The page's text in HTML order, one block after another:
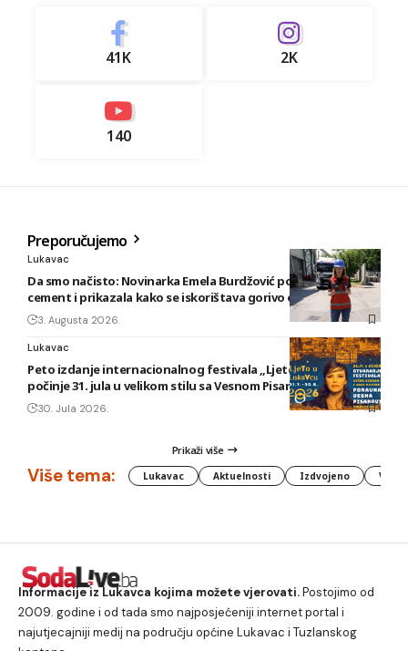
41K 2K
140
Preporučujemo
Lukavac
Da smo načisto: Novinarka Emela Burdžović posjetila Lukavac
cement i prikazala kako se iskorištava gorivo od otpada
3. Augusta 2026.
Lukavac
Peto izdanje internacionalnog festivala „Ljeto u Lukavcu“
počinje 31. jula u velikom stilu sa Vesnom Pisarović
30. Jula 2026.
Prikaži više
Više tema: Lukavac Aktuelnosti Izdvojeno
Informacije iz Lukavca kojima možete vjerovati.Postojimo od
2009. godine i od tada smo najposjećeniji internet portal i
najutjecajniji medij na području općine Lukavac i Tuzlanskog